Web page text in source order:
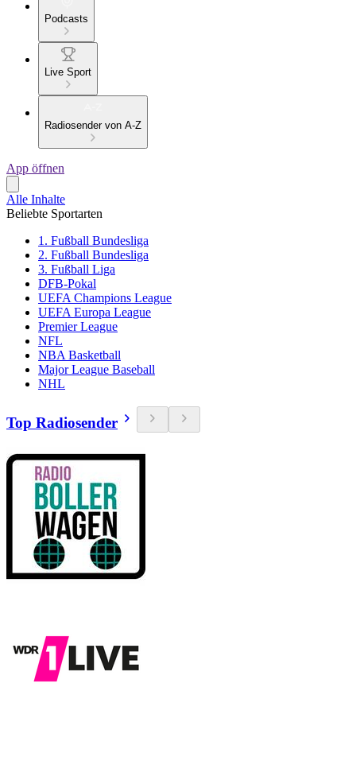
Podcasts
Live Sport
Radiosender von A-Z
App öffnen
Alle Inhalte
Beliebte Sportarten
1. Fußball Bundesliga
2. Fußball Bundesliga
3. Fußball Liga
DFB-Pokal
UEFA Champions League
UEFA Europa League
Premier League
NFL
NBA Basketball
Major League Baseball
NHL
Top Radiosender